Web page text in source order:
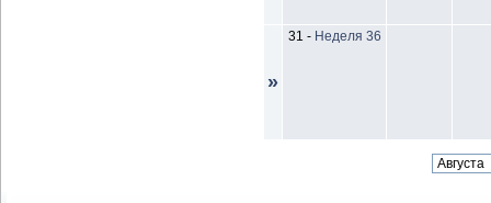
»
31 - Неделя 36